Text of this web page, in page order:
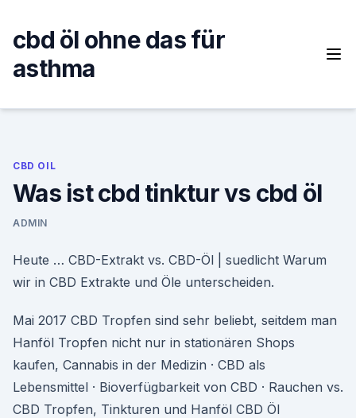
content
cbd öl ohne das für
asthma
CBD OIL
Was ist cbd tinktur vs cbd öl
ADMIN
Heute … CBD-Extrakt vs. CBD-Öl | suedlicht Warum
wir in CBD Extrakte und Öle unterscheiden.
Mai 2017 CBD Tropfen sind sehr beliebt, seitdem man
Hanföl Tropfen nicht nur in stationären Shops
kaufen, Cannabis in der Medizin · CBD als
Lebensmittel · Bioverfügbarkeit von CBD · Rauchen vs.
CBD Tropfen, Tinkturen und Hanföl CBD Öl